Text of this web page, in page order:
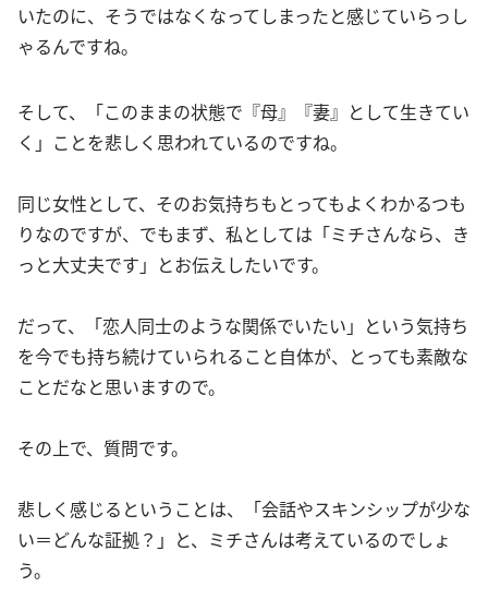
いたのに、そうではなくなってしまったと感じていらっし
ゃるんですね。
そして、「このままの状態で『母』『妻』として生きてい
く」ことを悲しく思われているのですね。
同じ女性として、そのお気持ちもとってもよくわかるつも
りなのですが、でもまず、私としては「ミチさんなら、き
っと大丈夫です」とお伝えしたいです。
だって、「恋人同士のような関係でいたい」という気持ち
を今でも持ち続けていられること自体が、とっても素敵な
ことだなと思いますので。
その上で、質問です。
悲しく感じるということは、「会話やスキンシップが少な
い＝どんな証拠？」と、ミチさんは考えているのでしょ
う。